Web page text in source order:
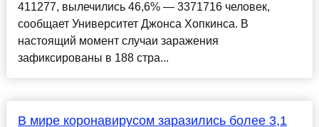
411277, вылечились 46,6% — 3371716 человек,
сообщает Университет Джонса Хопкинса. В
настоящий момент случаи заражения
зафиксированы в 188 стра...
В мире коронавирусом заразились более 3,1